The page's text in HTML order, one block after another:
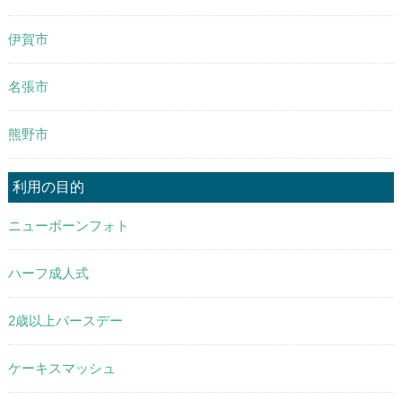
伊賀市
名張市
熊野市
利用の目的
ニューボーンフォト
ハーフ成人式
2歳以上バースデー
ケーキスマッシュ